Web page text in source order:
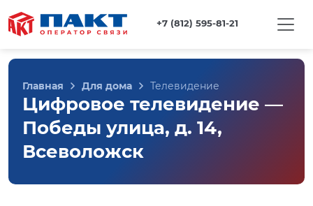
+7 (812) 595-81-21
Главная Для дома Телевидение
Цифровое телевидение —
Победы улица, д. 14,
Всеволожск